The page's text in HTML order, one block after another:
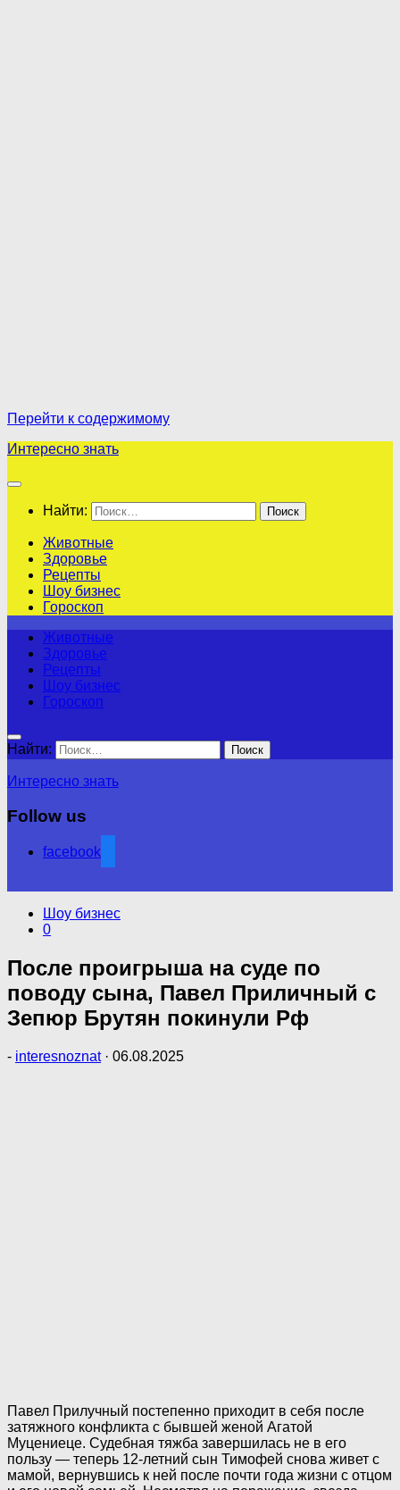
Перейти к содержимому
Интересно знать
Найти:
Животные
Здоровье
Рецепты
Шоу бизнес
Гороскоп
Животные
Здоровье
Рецепты
Шоу бизнес
Гороскоп
Найти:
Интересно знать
Follow us
facebook
Шоу бизнес
0
После проигрыша на суде по
поводу сына, Павел Приличный с
Зепюр Брутян покинули Рф
- interesnoznat · 06.08.2025
Павел Прилучный постепенно приходит в себя после
затяжного конфликта с бывшей женой Агатой
Муцениеце. Судебная тяжба завершилась не в его
пользу — теперь 12-летний сын Тимофей снова живет с
мамой, вернувшись к ней после почти года жизни с отцом